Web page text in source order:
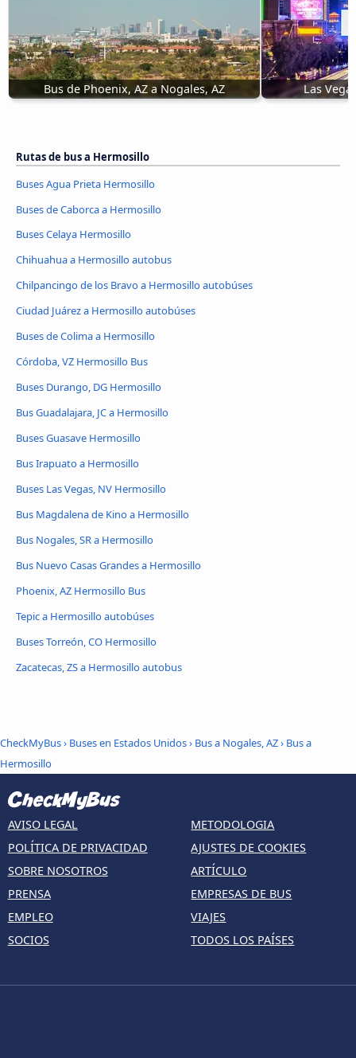
Bus de Phoenix, AZ a Nogales, AZ Las
Rutas de bus a Hermosillo
Buses Agua Prieta Hermosillo
Buses de Caborca a Hermosillo
Buses Celaya Hermosillo
Chihuahua a Hermosillo autobus
Chilpancingo de los Bravo a Hermosillo autobúses
Ciudad Juárez a Hermosillo autobúses
Buses de Colima a Hermosillo
Córdoba, VZ Hermosillo Bus
Buses Durango, DG Hermosillo
Bus Guadalajara, JC a Hermosillo
Buses Guasave Hermosillo
Bus Irapuato a Hermosillo
Buses Las Vegas, NV Hermosillo
Bus Magdalena de Kino a Hermosillo
Bus Nogales, SR a Hermosillo
Bus Nuevo Casas Grandes a Hermosillo
Phoenix, AZ Hermosillo Bus
Tepic a Hermosillo autobúses
Buses Torreón, CO Hermosillo
Zacatecas, ZS a Hermosillo autobus
CheckMyBus› Buses en Estados Unidos› Bus a Nogales, AZ› Bus a
Hermosillo
AVISO LEGAL
POLÍTICA DE PRIVACIDAD
SOBRE NOSOTROS
PRENSA
EMPLEO
SOCIOS
METODOLOGIA
AJUSTES DE COOKIES
ARTÍCULO
EMPRESAS DE BUS
VIAJES
TODOS LOS PAÍSES